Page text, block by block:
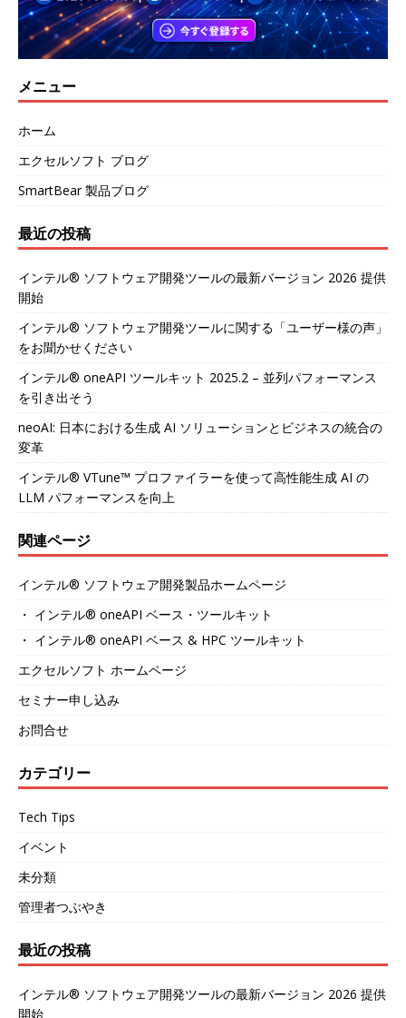
メニュー
ホーム
エクセルソフト ブログ
SmartBear 製品ブログ
最近の投稿
インテル® ソフトウェア開発ツールの最新バージョン 2026 提供
開始
インテル® ソフトウェア開発ツールに関する「ユーザー様の声」
をお聞かせください
インテル® oneAPI ツールキット 2025.2 – 並列パフォーマンス
を引き出そう
neoAI: 日本における生成 AI ソリューションとビジネスの統合の
変革
インテル® VTune™ プロファイラーを使って高性能生成 AI の
LLM パフォーマンスを向上
関連ページ
インテル® ソフトウェア開発製品ホームページ
・ インテル® oneAPI ベース・ツールキット
・ インテル® oneAPI ベース & HPC ツールキット
エクセルソフト ホームページ
セミナー申し込み
お問合せ
カテゴリー
Tech Tips
イベント
未分類
管理者つぶやき
最近の投稿
インテル® ソフトウェア開発ツールの最新バージョン 2026 提供
開始